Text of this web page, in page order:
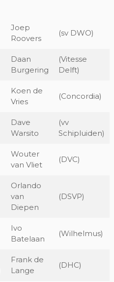
Joep
Roovers
(sv DWO)
Daan
Burgering
(Vitesse
Delft)
Koen de
Vries
(Concordia)
Dave
Warsito
(vv
Schipluiden)
Wouter
van Vliet
(DVC)
Orlando
van
Diepen
(DSVP)
Ivo
Batelaan
(Wilhelmus)
Frank de
Lange
(DHC)